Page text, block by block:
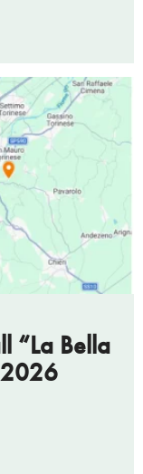
“La Bella